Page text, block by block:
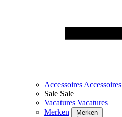
Accessoires Accessoires
Sale Sale
Vacatures Vacatures
Merken
Merken